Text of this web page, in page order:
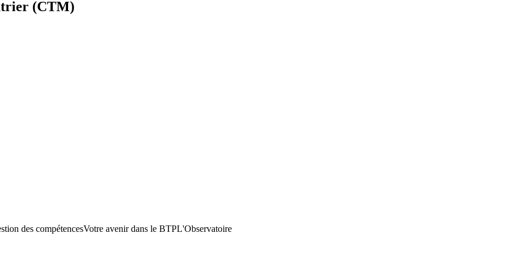
(CTM)
des compétencesVotre avenir dans le BTPL'Observatoire